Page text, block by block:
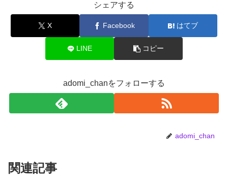
シェアする
X Facebook はてブ
LINE コピー
adomi_chanをフォローする
adomi_chan
関連記事